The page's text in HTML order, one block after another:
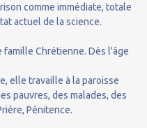
comme immédiate, totale
actuel de la science.
famille Chrétienne. Dès l'âge
elle travaille à la paroisse
pauvres, des malades, des
Pénitence.